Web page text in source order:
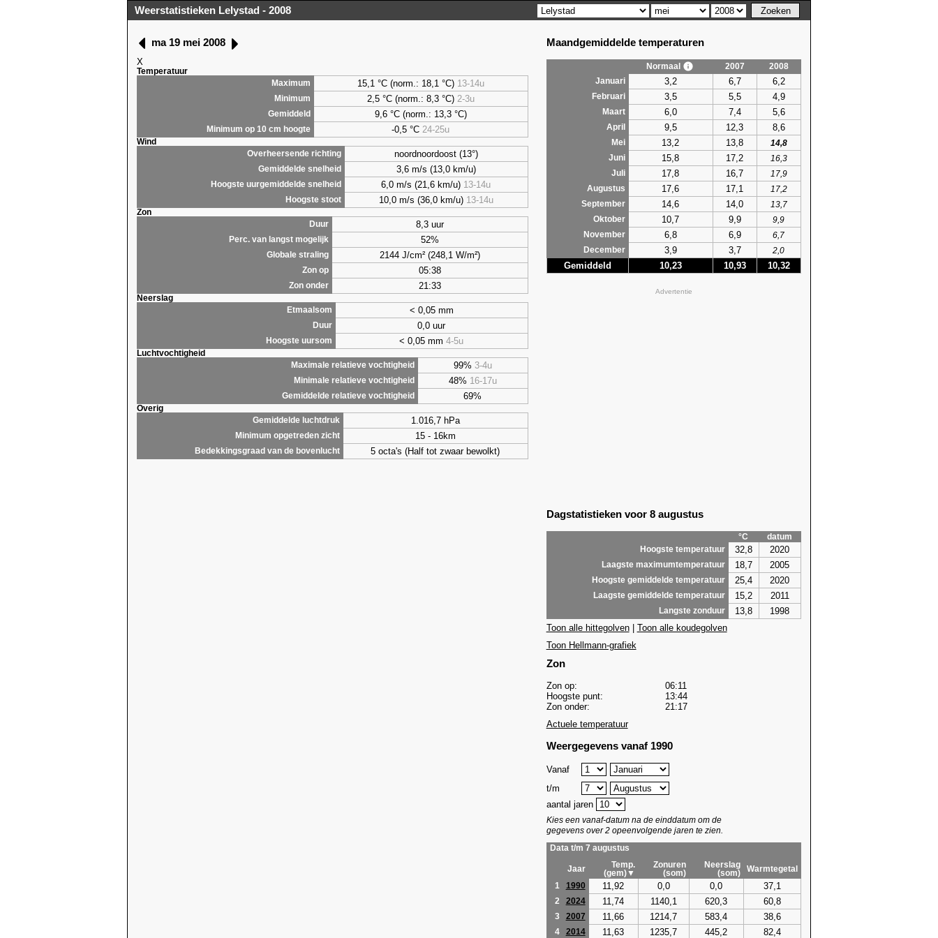
Weerstatistieken Lelystad - 2008
ma 19 mei 2008
X
Temperatuur
Maximum
15,1 °C (norm.: 18,1 °C) 13-14u
Minimum 2,5°C (norm.: 8,3 °C) 2-3u
Gemiddeld 9,6°C (norm.: 13,3 °C)
Minimum op 10 cm hoogte -0,5 °C 24-25u
Wind
Overheersende richting
noordnoordoost (13°)
Gemiddelde snelheid 3,6 m/s (13,0 km/u)
Hoogste uurgemiddelde snelheid 6,0 m/s (21,6 km/u) 13-14u
Hoogste stoot 10,0 m/s (36,0 km/u) 13-14u
Zon
Duur
8,3 uur
Perc. van langst mogelijk 52%
Globale straling 2144 J/cm² (248,1 W/m²)
Zon op 05:38
Zon onder 21:33
Neerslag
Etmaalsom
< 0,05 mm
Duur 0,0 uur
Hoogste uursom < 0,05 mm4-5u
Luchtvochtigheid
Maximale relatieve vochtigheid
99% 3-4u
Minimale relatieve vochtigheid 48% 16-17u
Gemiddelde relatieve vochtigheid 69%
Overig
Gemiddelde luchtdruk
1.016,7 hPa
Minimum opgetreden zicht 15 - 16km
Bedekkingsgraad van de bovenlucht 5 octa's (Half tot zwaar bewolkt)
Maandgemiddelde temperaturen
Normaal 2007
2008
Januari
3,2 6,7 6,2
Februari 3,5 5,5 4,9
Maart 6,0 7,4 5,6
April 9,5 12,3 8,6
Mei 13,2 13,8
14,8
Juni
15,8 17,2
16,3
Juli
17,8 16,7
17,9
Augustus
17,6 17,1
17,2
September
14,6 14,0
13,7
Oktober
10,7 9,9
9,9
November
6,8 6,9
6,7
December
3,9 3,7 2,0
Gemiddeld 10,23 10,93 10,32
Advertentie
Dagstatistieken voor 8 augustus
°C
datum
Hoogste temperatuur
32,8 2020
Laagste maximumtemperatuur 18,7 2005
Hoogste gemiddelde temperatuur 25,4 2020
Laagste gemiddelde temperatuur 15,2 2011
Langste zonduur 13,8
1998
Toon alle hittegolven| Toon alle koudegolven
Toon Hellmann-grafiek
Zon
Zon op:
06:11
Hoogste punt:
13:44
Zon onder:
21:17
Actuele temperatuur
Weergegevens vanaf 1990
Vanaf
t/m
aantal jaren
Kies een vanaf-datum na de einddatum om de
gegevens over 2 opeenvolgende jaren te zien.
Data t/m 7 augustus
Jaar
Temp.
(gem)▼
Zonuren
(som)
Neerslag
(som)
Warmtegetal
1
1990 11,92 0,0 0,0 37,1
2 2024 11,74 1140,1 620,3 60,8
3 2007 11,66 1214,7 583,4 38,6
4 2014 11,63 1235,7 445,2 82,4